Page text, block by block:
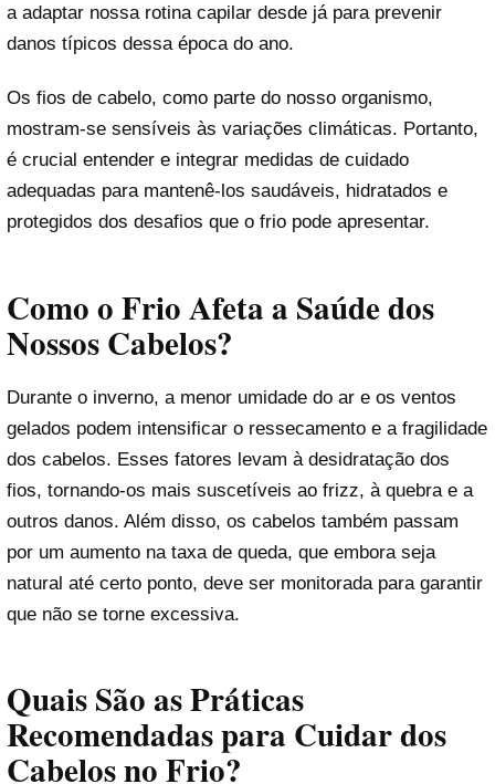
a adaptar nossa rotina capilar desde já para prevenir
danos típicos dessa época do ano.
Os fios de cabelo, como parte do nosso organismo,
mostram-se sensíveis às variações climáticas. Portanto,
é crucial entender e integrar medidas de cuidado
adequadas para mantenê-los saudáveis, hidratados e
protegidos dos desafios que o frio pode apresentar.
Como o Frio Afeta a Saúde dos
Nossos Cabelos?
Durante o inverno, a menor umidade do ar e os ventos
gelados podem intensificar o ressecamento e a fragilidade
dos cabelos. Esses fatores levam à desidratação dos
fios, tornando-os mais suscetíveis ao frizz, à quebra e a
outros danos. Além disso, os cabelos também passam
por um aumento na taxa de queda, que embora seja
natural até certo ponto, deve ser monitorada para garantir
que não se torne excessiva.
Quais São as Práticas
Recomendadas para Cuidar dos
Cabelos no Frio?